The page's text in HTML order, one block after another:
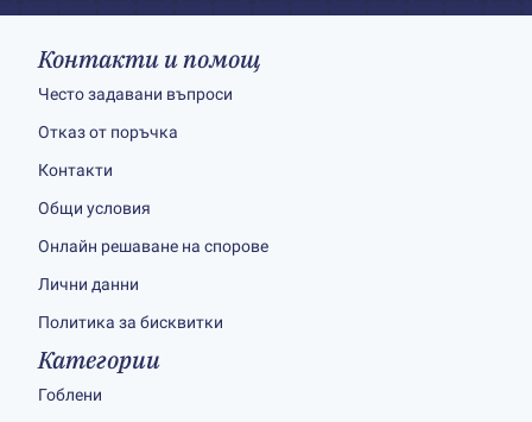
Контакти и помощ
Често задавани въпроси
Отказ от поръчка
Контакти
Общи условия
Онлайн решаване на спорове
Лични данни
Политика за бисквитки
Категории
Гоблени